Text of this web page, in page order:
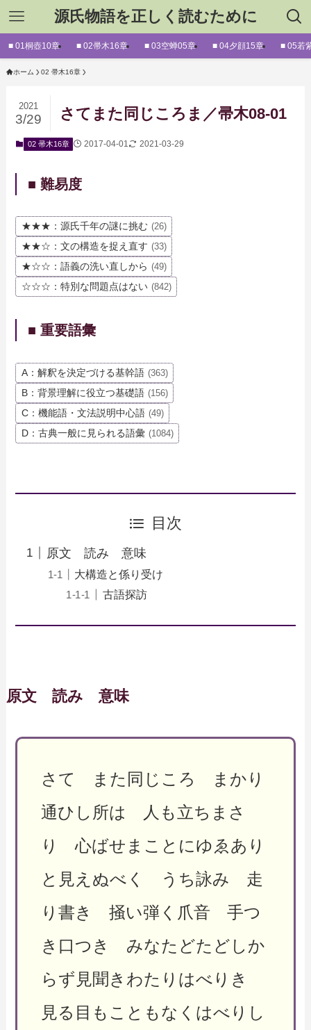
源氏物語を正しく読むために
■ 01桐壺10章 ■ 02帚木16章 ■ 03空蝉05章 ■ 04夕顔15章 ■ 05若
ホーム 02 帚木16章
さてまた同じころま／帚木08-01
2021
3/29
02 帚木16章 2017-04-01 2021-03-29
■ 難易度
★★★：源氏千年の謎に挑む (26)
★★☆：文の構造を捉え直す (33)
★☆☆：語義の洗い直しから (49)
☆☆☆：特別な問題点はない (842)
■ 重要語彙
A：解釈を決定づける基幹語 (363)
B：背景理解に役立つ基礎語 (156)
C：機能語・文法説明中心語 (49)
D：古典一般に見られる語彙 (1084)
目次
原文 読み 意味
大構造と係り受け
古語探訪
原文 読み 意味
さて また同じころ まかり
通ひし所は 人も立ちまさ
り 心ばせまことにゆゑあり
と見えぬべく うち詠み 走
り書き 掻い弾く爪音 手つ
き口つき みなたどたどしか
らず見聞きわたりはべりき
見る目もこともなくはべりし